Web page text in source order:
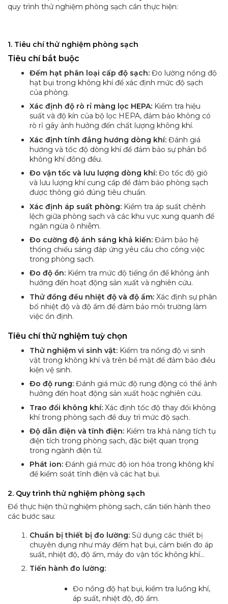
quy trình thử nghiệm phòng sạch cần thực hiện:
1. Tiêu chí thử nghiệm phòng sạch
Tiêu chí bắt buộc
Đếm hạt phân loại cấp độ sạch: Đo lường nồng độ
hạt bụi trong không khí để xác định mức độ sạch
của phòng.
Xác định độ rò rỉ màng lọc HEPA: Kiểm tra hiệu
suất và độ kín của bộ lọc HEPA, đảm bảo không có
rò rỉ gây ảnh hưởng đến chất lượng không khí.
Xác định tính đẳng hướng dòng khí: Đánh giá
hướng và tốc độ dòng khí để đảm bảo sự phân bổ
không khí đồng đều.
Đo vận tốc và lưu lượng dòng khí: Đo tốc độ gió
và lưu lượng khí cung cấp để đảm bảo phòng sạch
được thông gió đúng tiêu chuẩn.
Xác định áp suất phòng: Kiểm tra áp suất chênh
lệch giữa phòng sạch và các khu vực xung quanh để
ngăn ngừa ô nhiễm.
Đo cường độ ánh sáng khả kiến: Đảm bảo hệ
thống chiếu sáng đáp ứng yêu cầu cho công việc
trong phòng sạch.
Đo độ ồn: Kiểm tra mức độ tiếng ồn để không ảnh
hưởng đến hoạt động sản xuất và nghiên cứu.
Thử đồng đều nhiệt độ và độ ẩm: Xác định sự phân
bố nhiệt độ và độ ẩm để đảm bảo môi trường làm
việc ổn định.
Tiêu chí thử nghiệm tuỳ chọn
Thử nghiệm vi sinh vật: Kiểm tra nồng độ vi sinh
vật trong không khí và trên bề mặt để đảm bảo điều
kiện vệ sinh.
Đo độ rung: Đánh giá mức độ rung động có thể ảnh
hưởng đến hoạt động sản xuất hoặc nghiên cứu.
Trao đổi không khí: Xác định tốc độ thay đổi không
khí trong phòng sạch để duy trì mức độ sạch.
Độ dẫn điện và tĩnh điện: Kiểm tra khả năng tích tụ
điện tích trong phòng sạch, đặc biệt quan trọng
trong ngành điện tử.
Phát ion: Đánh giá mức độ ion hóa trong không khí
để kiểm soát tĩnh điện và các hạt bụi.
2. Quy trình thử nghiệm phòng sạch
Để thực hiện thử nghiệm phòng sạch, cần tiến hành theo
các bước sau:
Chuẩn bị thiết bị đo lường: Sử dụng các thiết bị
chuyên dụng như máy đếm hạt bụi, cảm biến đo áp
suất, nhiệt độ, độ ẩm, máy đo vận tốc không khí…
Tiến hành đo lường:
Đo nồng độ hạt bụi, kiểm tra luồng khí,
áp suất, nhiệt độ, độ ẩm.